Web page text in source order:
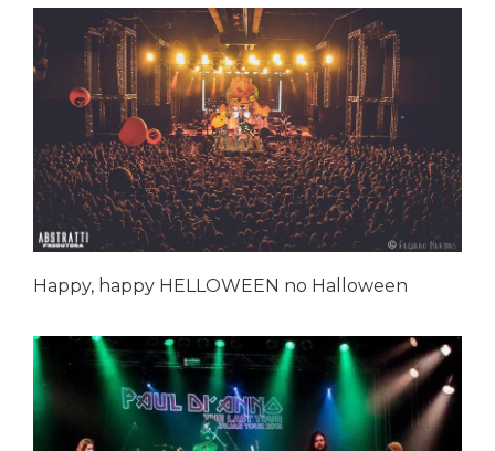
Happy, happy HELLOWEEN no Halloween